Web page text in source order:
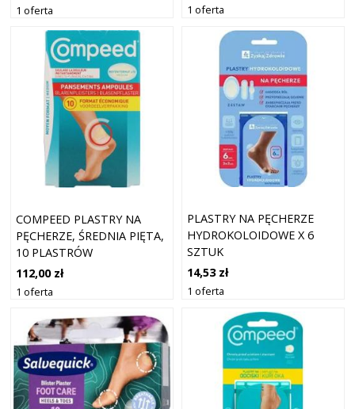
1 oferta 1 oferta
COMPEED PLASTRY NA
PĘCHERZE, ŚREDNIA PIĘTA,
10 PLASTRÓW
112,00 zł
1 oferta
PLASTRY NA PĘCHERZE
HYDROKOLOIDOWE X 6
SZTUK
14,53 zł
1 oferta